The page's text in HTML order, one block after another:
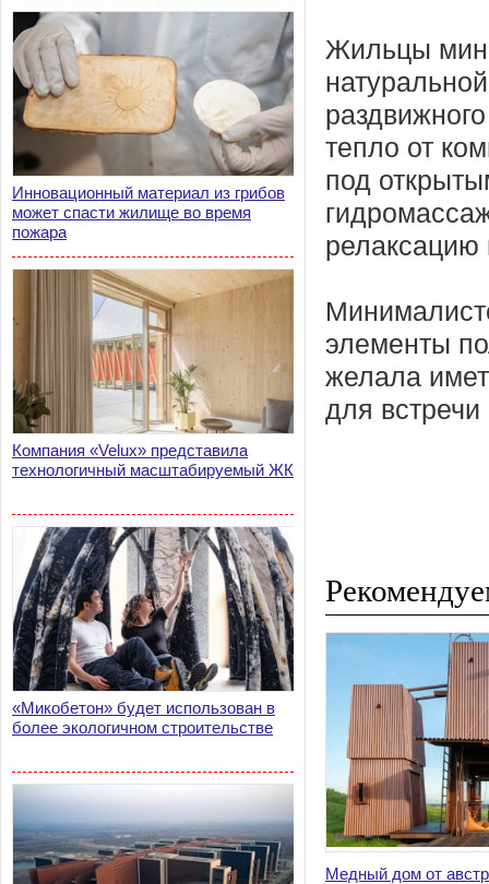
Инновационный материал из грибов
может спасти жилище во время
пожара
Компания «Velux» представила
технологичный масштабируемый ЖК
«Микобетон» будет использован в
более экологичном строительстве
Жильцы
тепло от
под
релаксацию
элементы
желала
для
Медный дом от